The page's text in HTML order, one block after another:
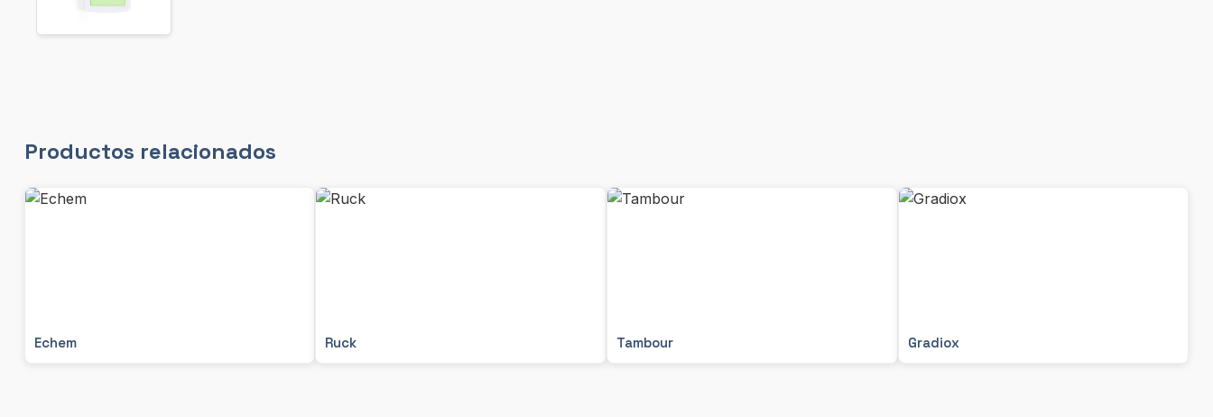
Productos relacionados
Echem Ruck Tambour Gradiox